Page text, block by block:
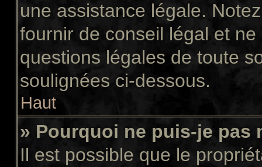
une assistance légale.
fournir de conseil légal et
questions légales de toute
soulignées ci-dessous.
Haut
» Pourquoi ne puis-je pas
Il est possible que le